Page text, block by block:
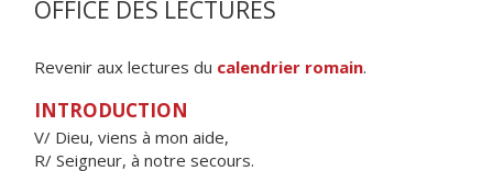
OFFICE DES LECTURES
Revenir aux lectures du calendrier romain.
INTRODUCTION
V/ Dieu, viens à mon aide,
R/ Seigneur, à notre secours.